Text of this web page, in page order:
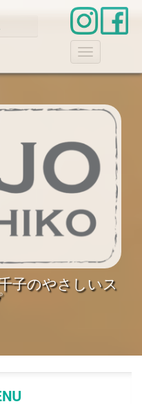
T
o
g
l
a
v
i
g
t
i
n
子のやさしいス